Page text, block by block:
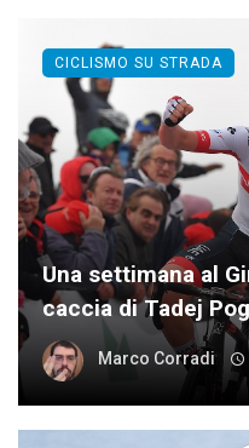
Una settimana al
caccia di Tadej
Marco Corradi
CICLISMO SU STRADA